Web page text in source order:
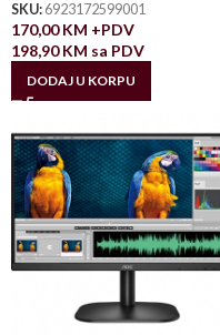
SKU: 6923172599001
170,00KM +PDV
198,90KM sa PDV
DODAJ U KORPU